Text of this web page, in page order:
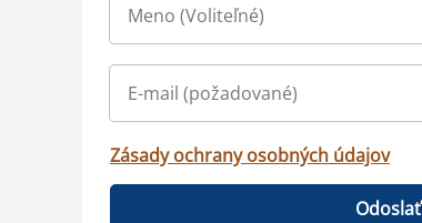
Zásady ochrany osobných údajov
Odoslať